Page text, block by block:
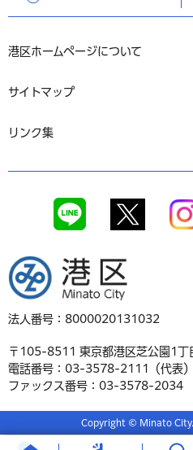
港区ホームページについて
サイトマップ
リンク集
港区
法人番号：8000020131032
〒105-8511 東京都港区芝公園1丁
電話番号：03-3578-2111（代表）
ファックス番号：03-3578-2034
Copyright © Minato